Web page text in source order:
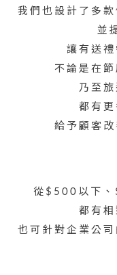
我們也設計了多
並
讓有送
不論是在
乃至
都有
給予顧客
從$500以下
都有
也可針對企業公